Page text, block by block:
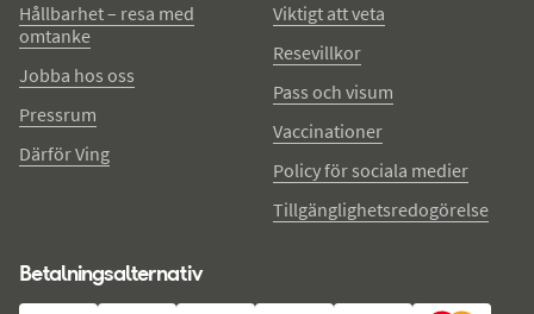
Hållbarhet – resa med
omtanke
Jobba hos oss
Pressrum
Därför Ving
Viktigt att veta
Resevillkor
Pass och visum
Vaccinationer
Policy för sociala medier
Tillgänglighetsredogörelse
Betalningsalternativ